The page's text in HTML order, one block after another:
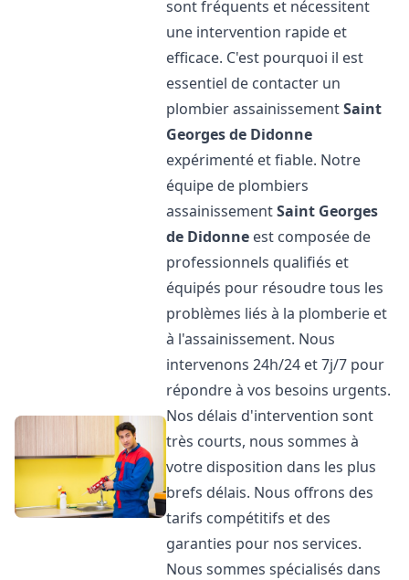
sont fréquents et nécessitent
une intervention rapide et
efficace. C'est pourquoi il est
essentiel de contacter un
plombier assainissementSaint
Georges de Didonne
expérimenté et fiable. Notre
équipe de plombiers
assainissementSaint Georges
de Didonne est composée de
professionnels qualifiés et
équipés pour résoudre tous les
problèmes liés à la plomberie et
à l'assainissement. Nous
intervenons 24h/24 et 7j/7 pour
répondre à vos besoins urgents.
Nos délais d'intervention sont
très courts, nous sommes à
votre disposition dans les plus
brefs délais. Nous offrons des
tarifs compétitifs et des
garanties pour nos services.
Nous sommes spécialisés dans